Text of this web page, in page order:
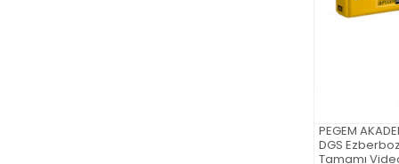
PEGEM
DGS
Tamamı